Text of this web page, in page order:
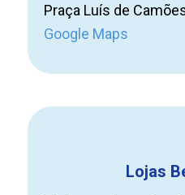
Praça Luís de
Google Maps
Lojas